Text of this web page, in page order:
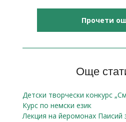
Прочети
Още
Детски творчески конкурс
Курс по немски език
Лекция на йеромонах Паисий